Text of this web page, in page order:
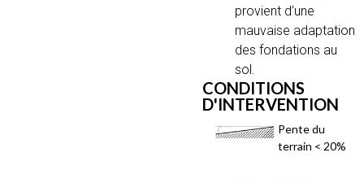
provient d’une
mauvaise adaptation
des fondations au
sol.
CONDITIONS
D'INTERVENTION
Pente du
terrain < 20%